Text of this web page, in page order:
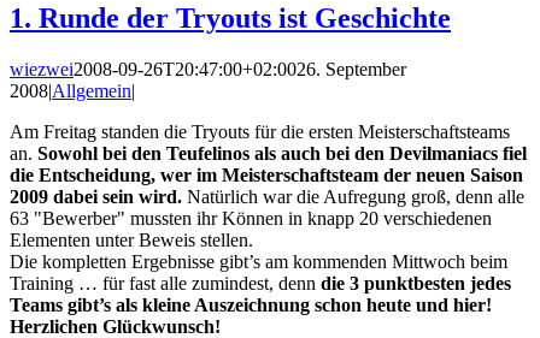
1. Runde der Tryouts ist Geschichte
wiezwei2008-09-26T20:47:00+02:0026. September
2008|Allgemein|
Am Freitag standen die Tryouts für die ersten Meisterschaftsteams
an. Sowohl bei den Teufelinos als auch bei den Devilmaniacs fiel
die Entscheidung, wer im Meisterschaftsteam der neuen Saison
2009 dabei sein wird. Natürlich war die Aufregung groß, denn alle
63 "Bewerber" mussten ihr Können in knapp 20 verschiedenen
Elementen unter Beweis stellen.
Die kompletten Ergebnisse gibt’s am kommenden Mittwoch beim
Training … für fast alle zumindest, denn die 3 punktbesten jedes
Teams gibt’s als kleine Auszeichnung schon heute und hier!
Herzlichen Glückwunsch!